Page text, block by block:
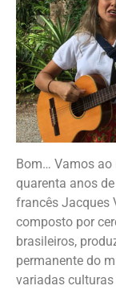
Bom… Vamos ao
quarenta anos
francês Jacques
composto por
brasileiros,
permanente do
variadas